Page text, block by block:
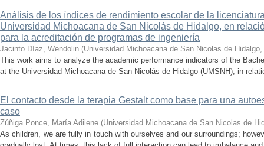
Análisis de los índices de rendimiento escolar de la
Universidad Michoacana de San Nicolás de Hidalgo, en
para la acreditación de programas de ingeniería
Jacinto Díaz, Wendolin (Universidad Michoacana de San Nicolas de Hidalgo,
This work aims to analyze the academic performance indicators of the
at the Universidad Michoacana de San Nicolás de Hidalgo (UMSNH), in
El contacto desde la terapia Gestalt como base para una
caso
Zúñiga Ponce, María Adilene (Universidad Michoacana de San Nicolas de
As children, we are fully in touch with ourselves and our surroundings;